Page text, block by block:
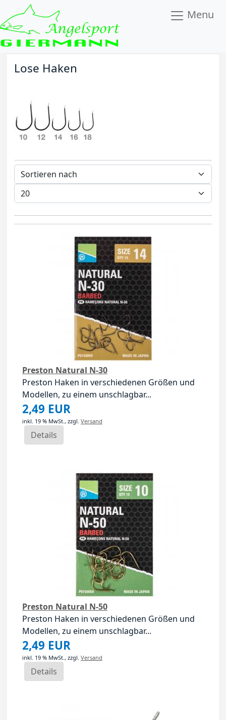
Menu
Lose Haken
Preston Natural N-30
Preston Haken in verschiedenen Größen und
Modellen, zu einem unschlagbar...
2,49 EUR
inkl. 19 % MwSt., zzgl. Versand
Details
Preston Natural N-50
Preston Haken in verschiedenen Größen und
Modellen, zu einem unschlagbar...
2,49 EUR
inkl. 19 % MwSt., zzgl. Versand
Details